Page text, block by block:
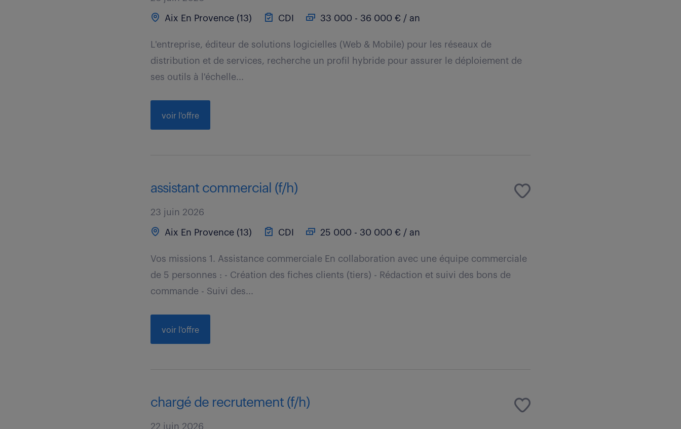
Aix En Provence (13) CDI 33 000 - 36 000 € / an
L'entreprise, éditeur de solutions logicielles (Web & Mobile) pour les réseaux de
distribution et de services, recherche un profil hybride pour assurer le déploiement de
ses outils à l'échelle...
voir l'offre
assistant commercial (f/h)
23 juin 2026
Aix En Provence (13) CDI 25 000 - 30 000 € / an
Vos missions 1. Assistance commerciale En collaboration avec une équipe commerciale
de 5 personnes : - Création des fiches clients (tiers) - Rédaction et suivi des bons de
commande - Suivi des...
voir l'offre
chargé de recrutement (f/h)
22 juin 2026